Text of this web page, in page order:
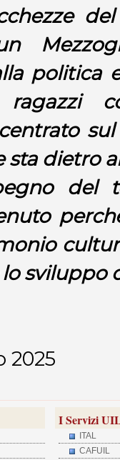
politica
ragazzi
sta dietro
del
sviluppo
2025
I Servizi
ITAL
CAFUIL